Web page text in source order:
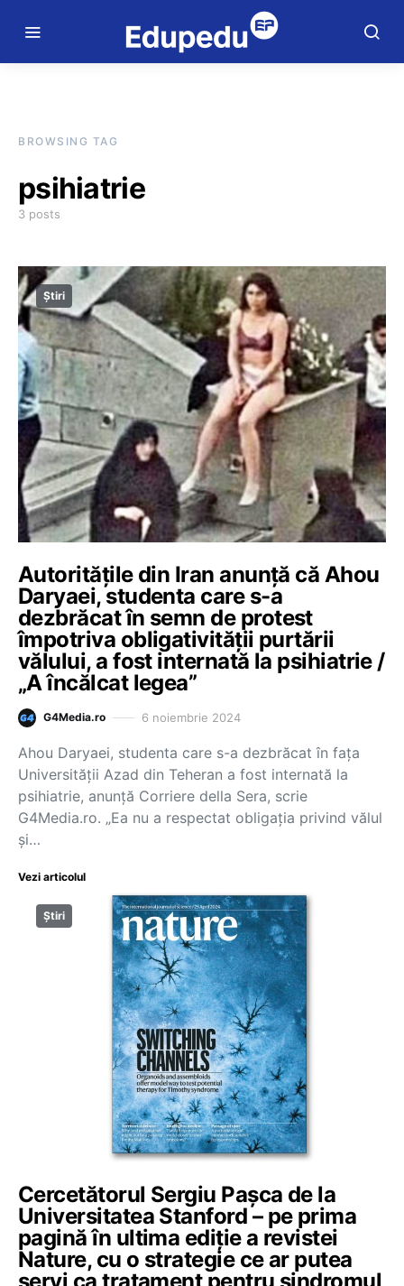
BROWSING TAG
psihiatrie
3 posts
Știri
Autoritățile din Iran anunță că Ahou
Daryaei, studenta care s-a
dezbrăcat în semn de protest
împotriva obligativității purtării
vălului, a fost internată la psihiatrie /
„A încălcat legea”
G4Media.ro 6 noiembrie 2024
Ahou Daryaei, studenta care s-a dezbrăcat în fața
Universității Azad din Teheran a fost internată la
psihiatrie, anunță Corriere della Sera, scrie
G4Media.ro. „Ea nu a respectat obligația privind vălul
și…
Vezi articolul
Știri
Cercetătorul Sergiu Pașca de la
Universitatea Stanford – pe prima
pagină în ultima ediție a revistei
Nature, cu o strategie ce ar putea
servi ca tratament pentru sindromul